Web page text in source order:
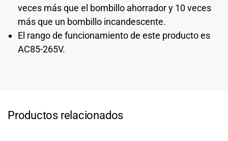
veces más que el bombillo ahorrador y 10 veces
más que un bombillo incandescente.
El rango de funcionamiento de este producto es
AC85-265V.
Productos relacionados